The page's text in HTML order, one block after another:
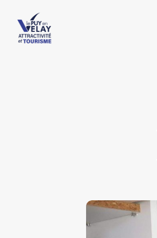
contenu